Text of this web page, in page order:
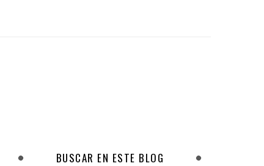
BUSCAR EN ESTE BLOG